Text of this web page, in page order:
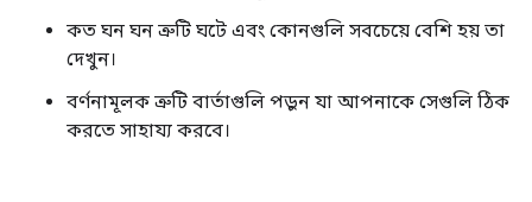
কত ঘন ঘন ত্রুটি ঘটে এবং কোনগুলি সবচেয়ে বেশি হয় তা
দেখুন।
বর্ণনামূলক ত্রুটি বার্তাগুলি পড়ুন যা আপনাকে সেগুলি ঠিক
করতে সাহায্য করবে।